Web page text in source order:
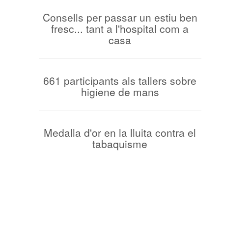
Consells per passar un estiu ben
fresc... tant a l'hospital com a
casa
661 participants als tallers sobre
higiene de mans
Medalla d'or en la lluita contra el
tabaquisme